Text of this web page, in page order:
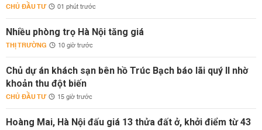
CHỦ ĐẦU TƯ 01 phút trước
Nhiều phòng trọ Hà Nội tăng giá
THỊ TRƯỜNG 10 giờ trước
Chủ dự án khách sạn bên hồ Trúc Bạch báo lãi quý II nhờ
khoản thu đột biến
CHỦ ĐẦU TƯ 15 giờ trước
Hoàng Mai, Hà Nội đấu giá 13 thửa đất ở, khởi điểm từ 43